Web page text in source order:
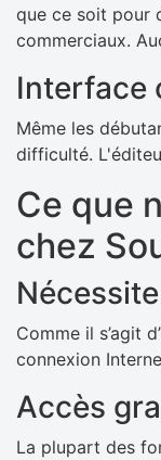
que ce soit pour
commerciaux.
Interface
Même les
difficulté.
Ce que
chez
Comme il s’agit
connexion
Accès
La plupart des